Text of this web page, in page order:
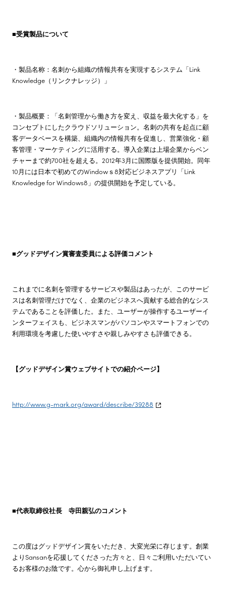
■受賞製品について
・製品名称：名刺から組織の情報共有を実現するシステム「Link
Knowledge（リンクナレッジ）」
・製品概要：「名刺管理から働き方を変え、収益を最大化する」を
コンセプトにしたクラウドソリューション。名刺の共有を起点に顧
客データベースを構築、組織内の情報共有を促進し、営業強化・顧
客管理・マーケティングに活用する。導入企業は上場企業からベン
チャーまで約700社を超える。2012年3月に国際版を提供開始。同年
10月には日本で初めてのWindowｓ8対応ビジネスアプリ「Link
Knowledge for Windows8」の提供開始を予定している。
■グッドデザイン賞審査委員による評価コメント
これまでに名刺を管理するサービスや製品はあったが、このサービ
スは名刺管理だけでなく、企業のビジネスへ貢献する総合的なシス
テムであることを評価した。また、ユーザーが操作するユーザーイ
ンターフェイスも、ビジネスマンがパソコンやスマートフォンでの
利用環境を考慮した使いやすさや親しみやすさも評価できる。
【グッドデザイン賞ウェブサイトでの紹介ページ】
http://www.g-mark.org/award/describe/39288
■代表取締役社長 寺田親弘のコメント
この度はグッドデザイン賞をいただき、大変光栄に存じます。創業
よりSansanを応援してくださった方々と、日々ご利用いただいてい
るお客様のお陰です。心から御礼申し上げます。